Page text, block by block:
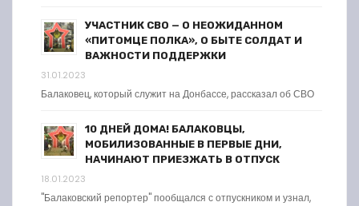
УЧАСТНИК СВО — О НЕОЖИДАННОМ
«ПИТОМЦЕ ПОЛКА», О БЫТЕ СОЛДАТ И
ВАЖНОСТИ ПОДДЕРЖКИ
31.01.2023
Балаковец, который служит на Донбассе, рассказал об СВО
10 ДНЕЙ ДОМА! БАЛАКОВЦЫ,
МОБИЛИЗОВАННЫЕ В ПЕРВЫЕ ДНИ,
НАЧИНАЮТ ПРИЕЗЖАТЬ В ОТПУСК
18.01.2023
"Балаковский репортер" пообщался с отпускником и узнал,